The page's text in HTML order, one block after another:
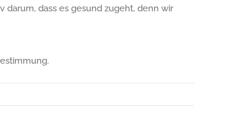
dass es gesund zugeht, denn wir